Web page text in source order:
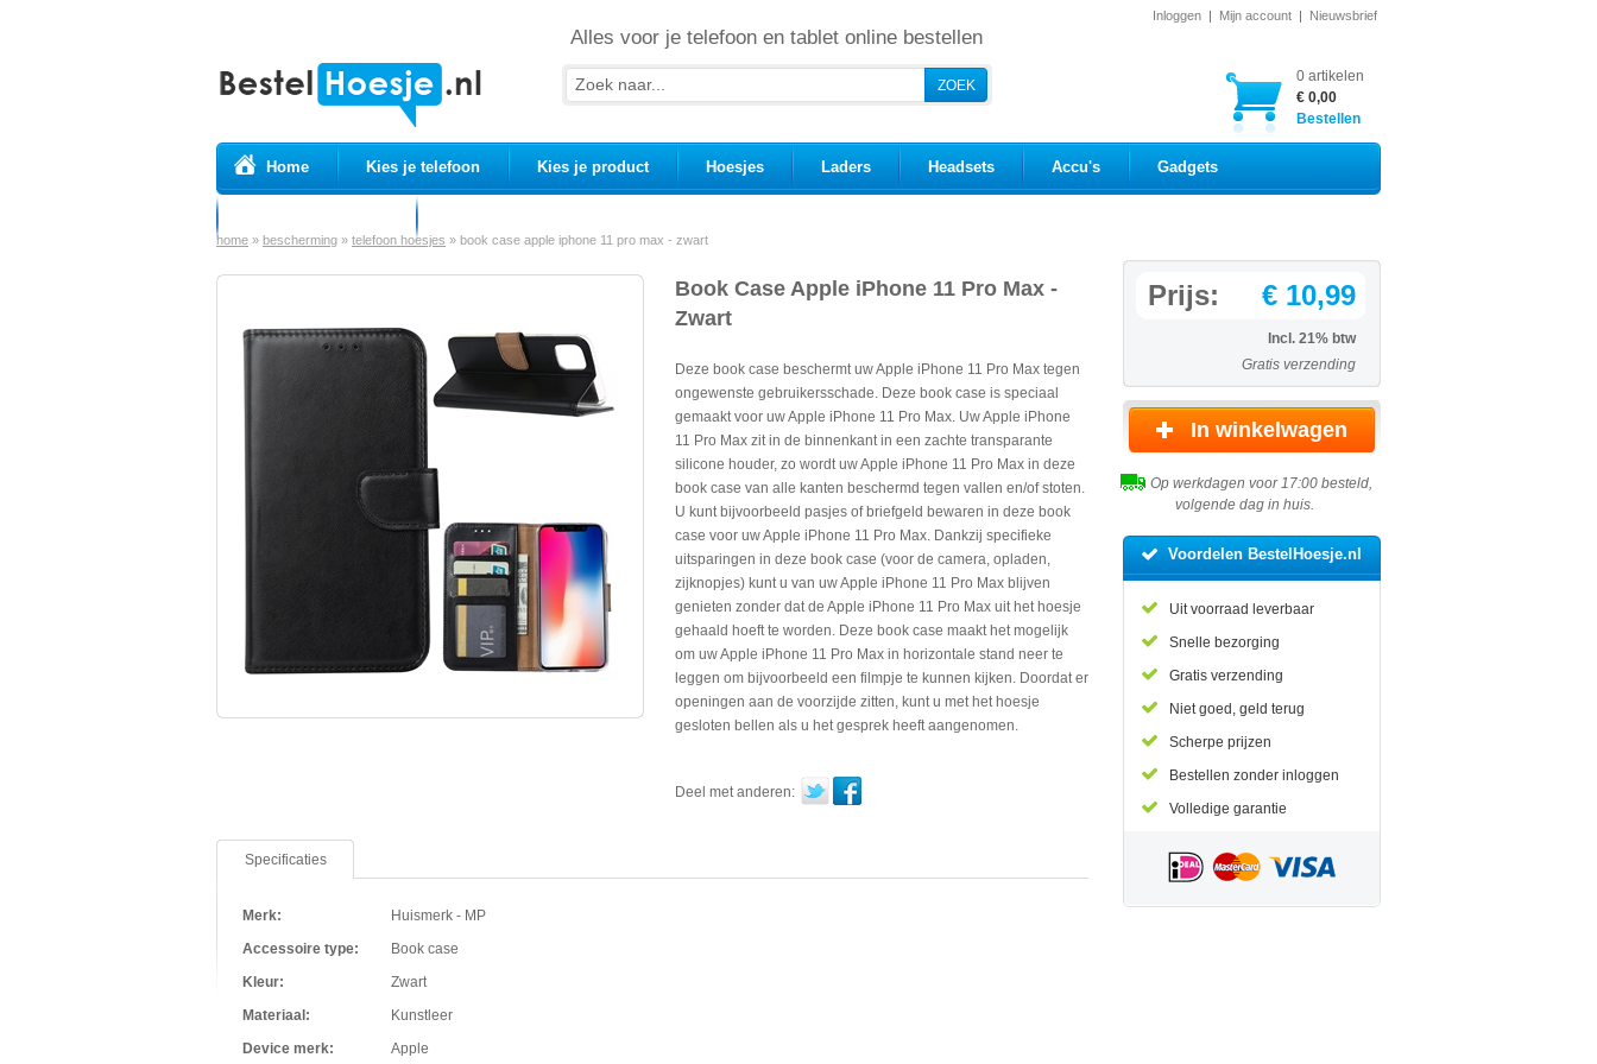
Alles voor je telefoon en tablet online bestellen
Inloggen | Mijn account | Nieuwsbrief
0 artikelen
€ 0,00
Bestellen
Home Kies je telefoon Kies je product Hoesjes Laders Headsets Accu's Gadgets
home » bescherming » telefoon hoesjes » book case apple iphone 11 pro max - zwart
Book Case Apple iPhone 11 Pro Max -
Zwart
Deze book case beschermt uw Apple iPhone 11 Pro Max tegen
ongewenste gebruikersschade. Deze book case is speciaal
gemaakt voor uw Apple iPhone 11 Pro Max. Uw Apple iPhone
11 Pro Max zit in de binnenkant in een zachte transparante
silicone houder, zo wordt uw Apple iPhone 11 Pro Max in deze
book case van alle kanten beschermd tegen vallen en/of stoten.
U kunt bijvoorbeeld pasjes of briefgeld bewaren in deze book
case voor uw Apple iPhone 11 Pro Max. Dankzij specifieke
uitsparingen in deze book case (voor de camera, opladen,
zijknopjes) kunt u van uw Apple iPhone 11 Pro Max blijven
genieten zonder dat de Apple iPhone 11 Pro Max uit het hoesje
gehaald hoeft te worden. Deze book case maakt het mogelijk
om uw Apple iPhone 11 Pro Max in horizontale stand neer te
leggen om bijvoorbeeld een filmpje te kunnen kijken. Doordat er
openingen aan de voorzijde zitten, kunt u met het hoesje
gesloten bellen als u het gesprek heeft aangenomen.
Deel met anderen:
Specificaties
Merk:
Huismerk - MP
Accessoire type:
Book case
Kleur:
Zwart
Materiaal:
Kunstleer
Device merk:
Apple
Prijs: € 10,99
Incl. 21% btw
Gratis verzending
Op werkdagen voor 17:00 besteld,
volgende dag in huis.
Voordelen BestelHoesje.nl
Uit voorraad leverbaar
Snelle bezorging
Gratis verzending
Niet goed, geld terug
Scherpe prijzen
Bestellen zonder inloggen
Volledige garantie